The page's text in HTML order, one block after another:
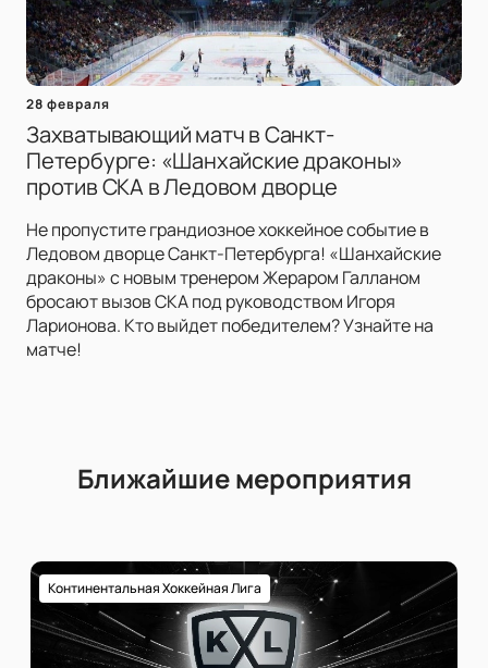
28 февраля
Захватывающий матч в Санкт-
Петербурге: «Шанхайские драконы»
против СКА в Ледовом дворце
Не пропустите грандиозное хоккейное событие в
Ледовом дворце Санкт-Петербурга! «Шанхайские
драконы» с новым тренером Жераром Галланом
бросают вызов СКА под руководством Игоря
Ларионова. Кто выйдет победителем? Узнайте на
матче!
Ближайшие мероприятия
Континентальная Хоккейная Лига